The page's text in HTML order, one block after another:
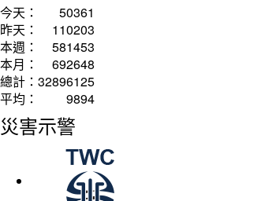
今天：
50361
昨天：
110203
本週：
581453
本月：
692648
總計： 32896125
平均：
9894
災害示警